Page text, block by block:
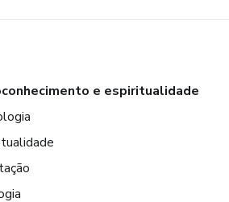
e espiritualidade